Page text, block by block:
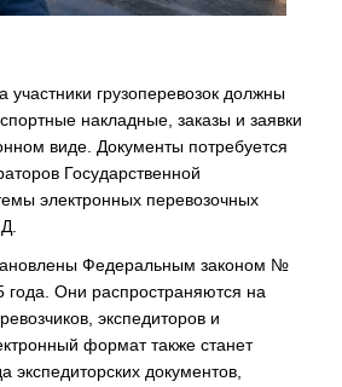
участники грузоперевозок должны
накладные, заказы и заявки
виде. Документы потребуется
Государственной
электронных перевозочных
Федеральным законом №
Они распространяются на
экспедиторов и
формат также станет
экспедиторских документов,